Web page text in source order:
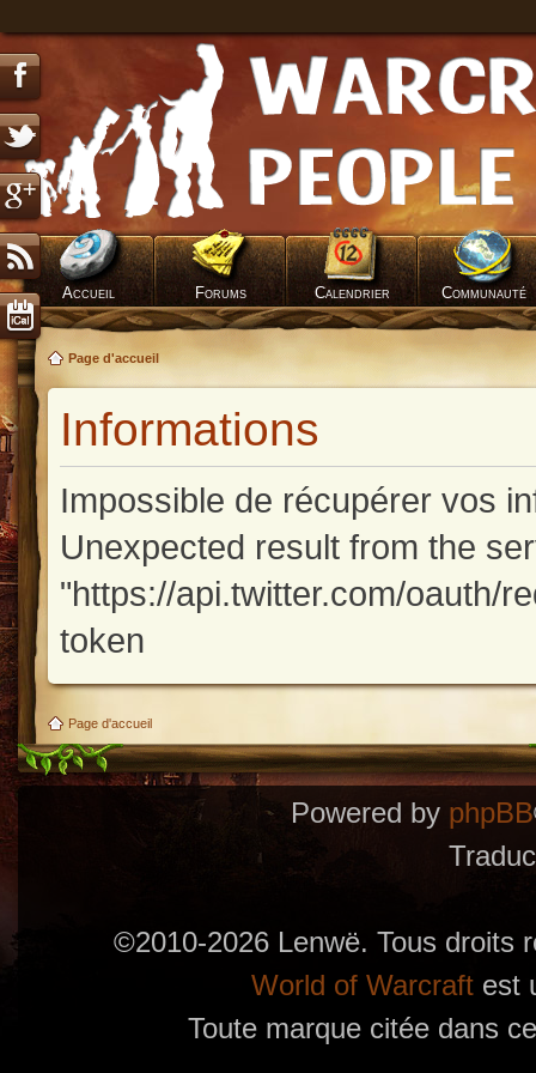
Accueil Forums Calendrier Communauté
Page d'accueil
Informations
Impossible de récupérer vos
Unexpected result from the
"https://api.twitter.com/oauth/
token
Page d'accueil
Powered by phpBB
©2010-2026 Lenwë. Tous droits
World of Warcraftest
Toute marque citée dans